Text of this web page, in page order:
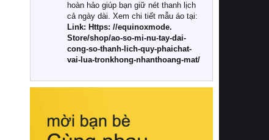
Khác với các dòng sản phẩm thông
thường, những bộ chăn ga gối đệm
cao cấp trải qua quy trình sản xuất
nghiêm ngặt từ khâu chọn lọc nguyên
liệu tự nhiên đến công nghệ dệt
nhuộm hiện đại không chứa hóa chất
này, bạn sẽ cảm nhận rõ rệt sự khác
hồi chuẩn xác của phần đệm nâng đỡ
cột sống.
hoàn hảo giúp bạn giữ nét thanh lịch
cả ngày dài. Xem chi tiết mẫu áo tại:
Link: Https: //equinoxmode.
Store/shop/ao-so-mi-nu-tay-dai-
cong-so-thanh-lich-quy-phaichat-
vai-lua-tronkhong-nhanthoang-mat/